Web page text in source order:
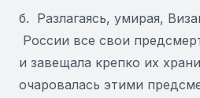
б. Разлагаясь, умирая,
России все свои
и завещала крепко их
очаровалась этими